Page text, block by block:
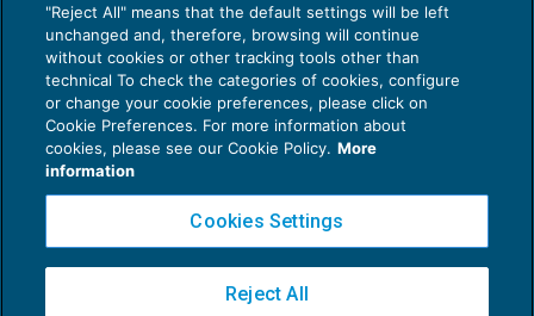
Privacy Policy
Cookie Policy
Copyright 2016 ©Gruppo Euroconference S.p.A.v2.32.4
Piazza Luigi Einaudi, 10N01 - 20124 Milano - info@ecnews.it
"Reject All" means that the default settings will be left
unchanged and, therefore, browsing will continue
without cookies or other tracking tools other than
technical To check the categories of cookies, configure
or change your cookie preferences, please click on
Cookie Preferences. For more information about
cookies, please see our Cookie Policy. More
information
Cookies Settings
Reject All